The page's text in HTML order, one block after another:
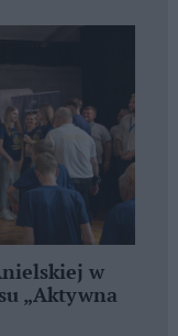
w
„Aktywna